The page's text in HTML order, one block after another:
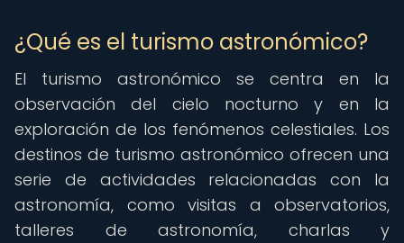
¿Qué es el turismo astronómico?
El turismo astronómico se centra en la
observación del cielo nocturno y en la
exploración de los fenómenos celestiales. Los
destinos de turismo astronómico ofrecen una
serie de actividades relacionadas con la
astronomía, como visitas a observatorios,
talleres de astronomía, charlas y